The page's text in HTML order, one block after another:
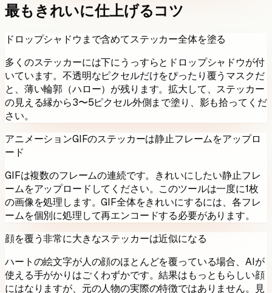
最もきれいに仕上げるコツ
ドロップシャドウまで含めてステッカー全体を塗る
多くのステッカーには下にうっすらとドロップシャドウが付
いています。不透明なピクセルだけをぴったり覆うマスクだ
と、薄い輪郭（ハロー）が残ります。拡大して、ステッカー
の見える縁から3〜5ピクセル外側まで塗り、影も拾ってくだ
さい。
アニメーションGIFのステッカーは静止フレームをアップロ
ード
GIFは複数のフレームの連続です。きれいにしたい静止フレ
ームをアップロードしてください。このツールは一度に1枚
の画像を処理します。GIF全体をきれいにするには、各フレ
ームを個別に処理して再エンコードする必要があります。
顔を覆う非常に大きなステッカーは近似になる
ハートの絵文字が人の顔のほとんどを覆っている場合、AIが
使える手がかりはごくわずかです。結果はもっともらしい顔
にはなりますが、元の人物の実際の特徴ではありません。見